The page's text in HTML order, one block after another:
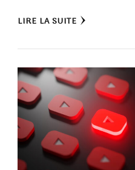
LIRE LA SUITE